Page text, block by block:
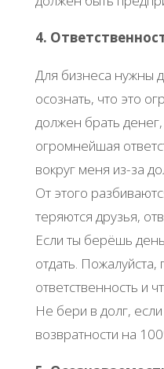
4.
Для бизнеса нужны
осознать, что это
должен брать
огромнейшая
вокруг меня из-за
От этого
теряются друзья,
Если ты берёшь
отдать.
ответственность и
Не бери в долг,
возвратности на